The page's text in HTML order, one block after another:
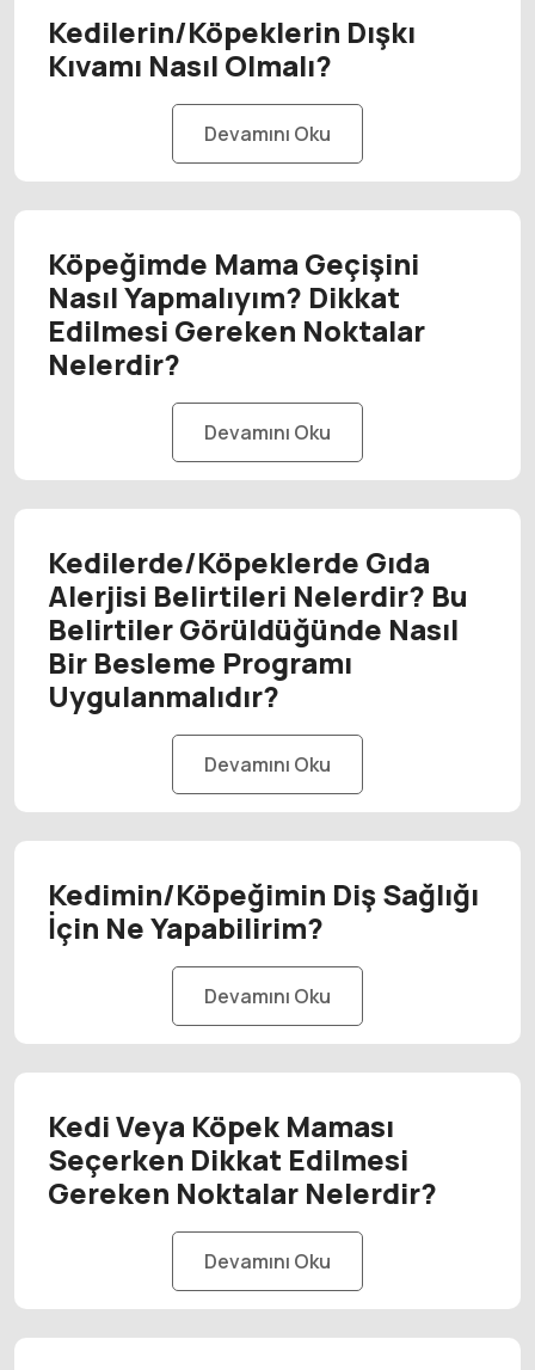
Kedilerin/Köpeklerin Dışkı
Kıvamı Nasıl Olmalı?
Devamını Oku
Köpeğimde Mama Geçişini
Nasıl Yapmalıyım? Dikkat
Edilmesi Gereken Noktalar
Nelerdir?
Devamını Oku
Kedilerde/Köpeklerde Gıda
Alerjisi Belirtileri Nelerdir? Bu
Belirtiler Görüldüğünde Nasıl
Bir Besleme Programı
Uygulanmalıdır?
Devamını Oku
Kedimin/Köpeğimin Diş Sağlığı
İçin Ne Yapabilirim?
Devamını Oku
Kedi Veya Köpek Maması
Seçerken Dikkat Edilmesi
Gereken Noktalar Nelerdir?
Devamını Oku